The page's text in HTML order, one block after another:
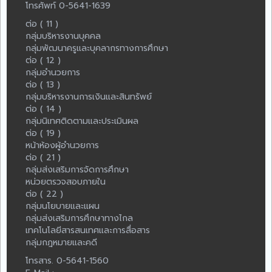
โทรศัพท์ 0-5641-1639
ต่อ ( 11 )
กลุ่มบริหารงานบุคคล
กลุ่มพัฒนาครูและบุคลากรทางการศึกษา
ต่อ ( 12 )
กลุ่มอำนวยการ
ต่อ ( 13 )
กลุ่มบริหารงานการเงินและสินทรัพย์
ต่อ ( 14 )
กลุ่มนิเทศติดตามและประเมินผล
ต่อ ( 19 )
หน้าห้องผู้อำนวยการ
ต่อ ( 21 )
กลุ่มส่งเสริมการจัดการศึกษา
หน่วยตรวจสอบภายใน
ต่อ ( 22 )
กลุ่มนโยบายและแผน
กลุ่มส่งเสริมการศึกษาทางไกล
เทคโนโลยีสารสนเทศและการสื่อสาร
กลุ่มกฎหมายและคดี
โทรสาร. 0-5641-1560